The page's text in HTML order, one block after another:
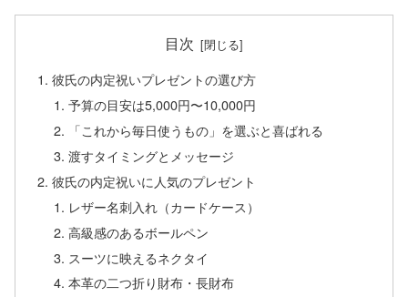
目次
彼氏の内定祝いプレゼントの選び方
予算の目安は5,000円〜10,000円
「これから毎日使うもの」を選ぶと喜ばれる
渡すタイミングとメッセージ
彼氏の内定祝いに人気のプレゼント
レザー名刺入れ（カードケース）
高級感のあるボールペン
スーツに映えるネクタイ
本革の二つ折り財布・長財布